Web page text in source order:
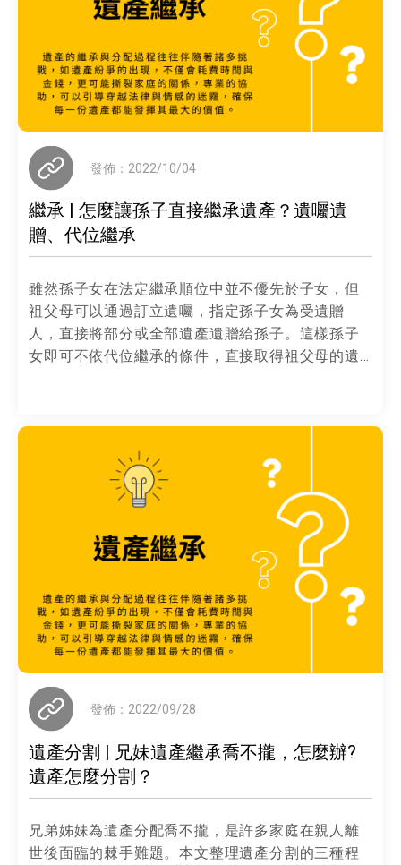
繼承 | 怎麼讓孫子直接繼承遺產？遺囑遺
贈、代位繼承
發佈：2022/10/04
雖然孫子女在法定繼承順位中並不優先於子女，但
祖父母可以通過訂立遺囑，指定孫子女為受遺贈
人，直接將部分或全部遺產遺贈給孫子。這樣孫子
女即可不依代位繼承的條件，直接取得祖父母的遺
遺產分割 | 兄妹遺產繼承喬不攏，怎麼辦?
遺產怎麼分割？
發佈：2022/09/28
兄弟姊妹為遺產分配喬不攏，是許多家庭在親人離
世後面臨的棘手難題。本文整理遺產分割的三種程